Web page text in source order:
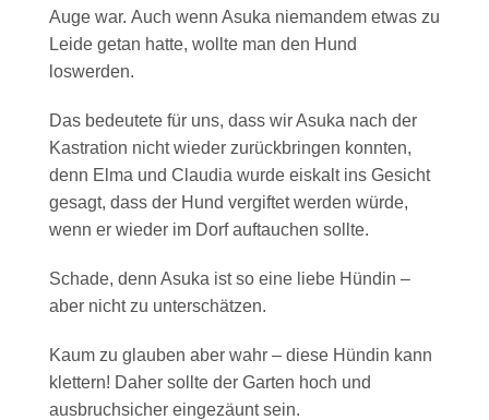
Auge war. Auch wenn Asuka niemandem etwas zu
Leide getan hatte, wollte man den Hund
loswerden.
Das bedeutete für uns, dass wir Asuka nach der
Kastration nicht wieder zurückbringen konnten,
denn Elma und Claudia wurde eiskalt ins Gesicht
gesagt, dass der Hund vergiftet werden würde,
wenn er wieder im Dorf auftauchen sollte.
Schade, denn Asuka ist so eine liebe Hündin –
aber nicht zu unterschätzen.
Kaum zu glauben aber wahr – diese Hündin kann
klettern! Daher sollte der Garten hoch und
ausbruchsicher eingezäunt sein.